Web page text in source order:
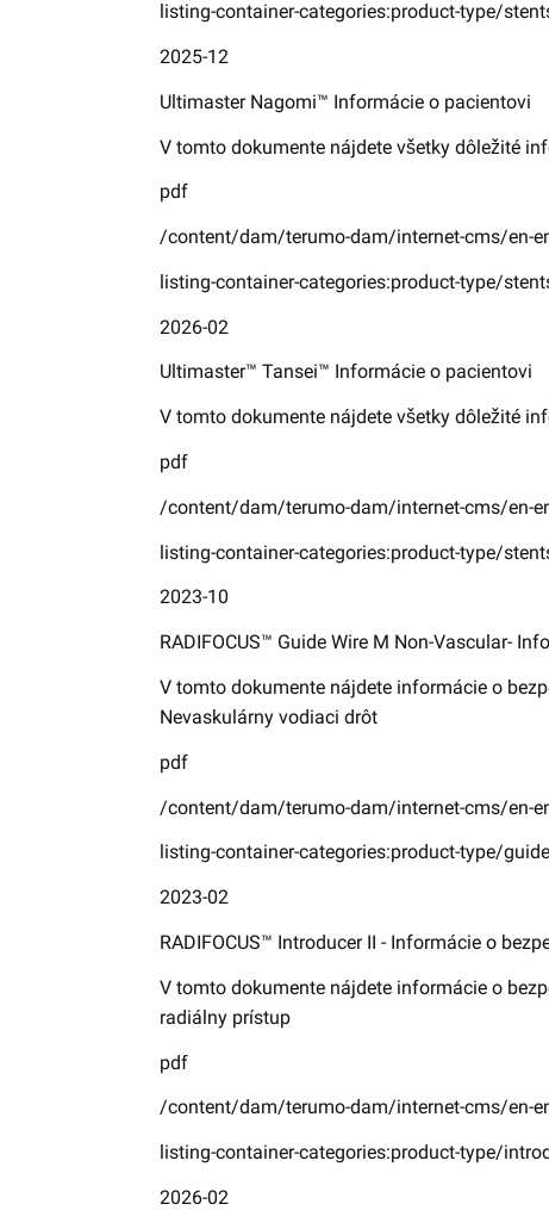
listing-container-categories:product-type/
2025-12
Ultimaster Nagomi™ Informácie o pacientovi
V tomto dokumente nájdete všetky dôležité
pdf
/content/dam/terumo-dam/internet-cms/en-
listing-container-categories:product-type/
2026-02
Ultimaster™ Tansei™ Informácie o pacientovi
V tomto dokumente nájdete všetky dôležité
pdf
/content/dam/terumo-dam/internet-cms/en-
listing-container-categories:product-type/
2023-10
RADIFOCUS™ Guide Wire M Non-Vascular-
V tomto dokumente nájdete informácie o
Nevaskulárny vodiaci drôt
pdf
/content/dam/terumo-dam/internet-cms/en-
listing-container-categories:product-type/
2023-02
RADIFOCUS™ Introducer II - Informácie o
V tomto dokumente nájdete informácie o
radiálny prístup
pdf
/content/dam/terumo-dam/internet-cms/en-
listing-container-categories:product-type/
2026-02